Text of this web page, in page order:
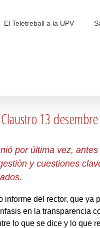
El Teletreball a la UPV
13
por última vez,
y cuestiones
informe del rector, que ya
en la transparencia
lo que se dice y lo que